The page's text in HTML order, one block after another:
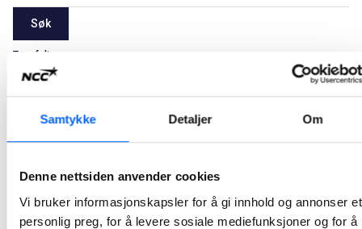
Samtykke Detaljer Om
Denne nettsiden anvender cookies
Vi bruker informasjonskapsler for å gi innhold og annonser et
personlig preg, for å levere sosiale mediefunksjoner og for å
Søk
Tøm felt
Alle Jan Feb Mar Apr May Jun Jul
Aug
Ikke noe resultat.